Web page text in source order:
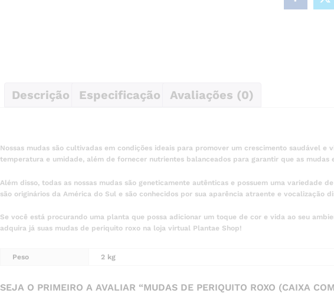
Descrição Especificação Avaliações (0)
Nossas mudas são cultivadas em condições ideais para promover um crescimento saudável
temperatura e umidade, além de fornecer nutrientes balanceados para garantir que as
Além disso, todas as nossas mudas são geneticamente autênticas e possuem uma variedade
são originários da América do Sul e são conhecidos por sua aparência atraente e vocalização
Se você está procurando uma planta que possa adicionar um toque de cor e vida ao seu
adquira já suas mudas de periquito roxo na loja virtual Plantae Shop!
Peso 2 kg
SEJA O PRIMEIRO A AVALIAR “MUDAS DE PERIQUITO ROXO (CAIXA